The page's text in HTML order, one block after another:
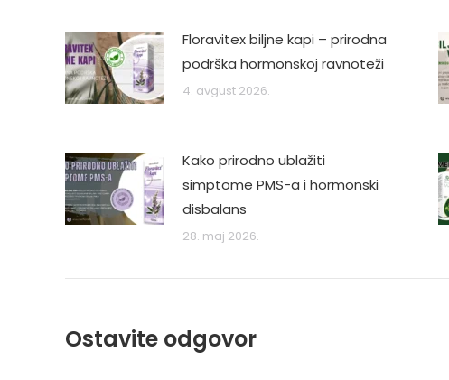
Floravitex biljne kapi – prirodna
podrška hormonskoj ravnoteži
4. avgust 2026.
Kako prirodno ublažiti
simptome PMS-a i hormonski
disbalans
28. maj 2026.
Ostavite odgovor